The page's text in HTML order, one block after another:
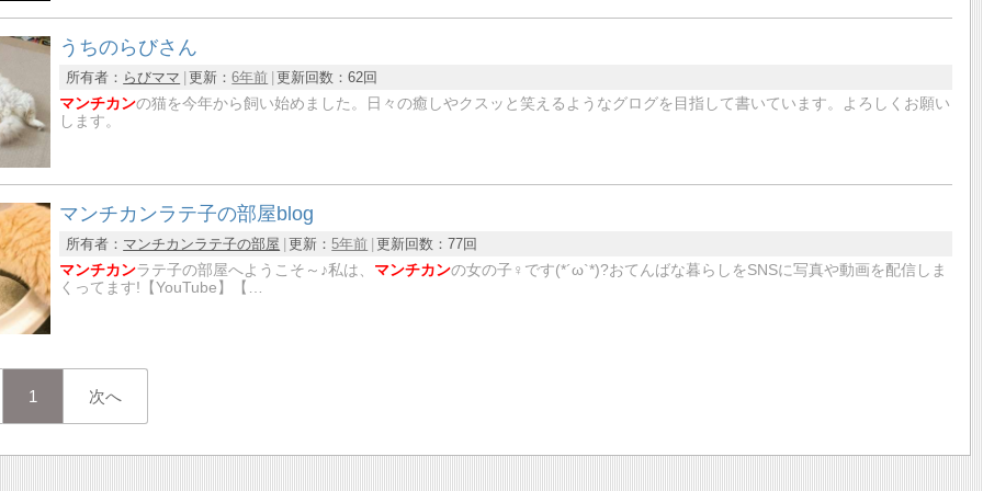
うちのらびさん
所有者： らびママ 更新：6年前 更新回数：62回
マンチカンの猫を今年から飼い始めました。日々の癒しやクスッと笑えるようなグログを目指して書いています。よろしくお願い
します。
マンチカンラテ子の部屋blog
所有者： マンチカンラテ子の部屋 更新：5年前 更新回数：77回
マンチカンラテ子の部屋へようこそ～♪私は、 マンチカンの女の子♀です(*´ω`*)?おてんばな暮らしをSNSに写真や動画を配信しま
くってます!【YouTube】【…
1 次へ